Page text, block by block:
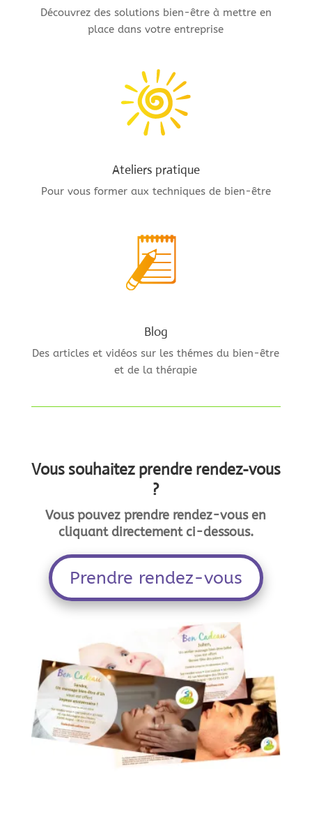
Découvrez des solutions bien-être à mettre en
place dans votre entreprise
Ateliers pratique
Pour vous former aux techniques de bien-être
Blog
Des articles et vidéos sur les thémes du bien-être
et de la thérapie
Vous souhaitez prendre rendez-vous
?
Vous pouvez prendre rendez-vous en
cliquant directement ci-dessous.
Prendre rendez-vous